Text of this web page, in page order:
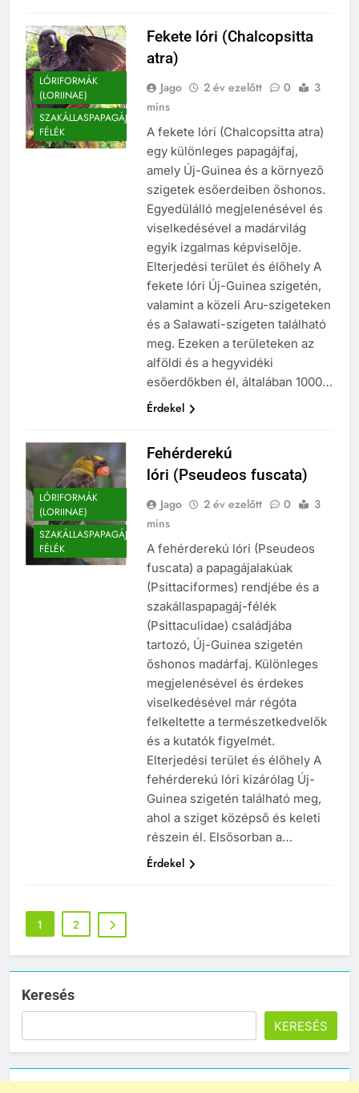
LÓRIFORMÁK
(LORIINAE)
SZAKÁLLASPAPAGÁJ
FÉLÉK
Fekete lóri (Chalcopsitta
atra)
Jago 2 év ezelőtt 0
3
mins
A fekete lóri (Chalcopsitta atra)
egy különleges papagájfaj,
amely Új-Guinea és a környező
szigetek esőerdeiben őshonos.
Egyedülálló megjelenésével és
viselkedésével a madárvilág
egyik izgalmas képviselője.
Elterjedési terület és élőhely A
fekete lóri Új-Guinea szigetén,
valamint a közeli Aru-szigeteken
és a Salawati-szigeten található
meg. Ezeken a területeken az
alföldi és a hegyvidéki
esőerdőkben él, általában 1000…
Érdekel
LÓRIFORMÁK
(LORIINAE)
SZAKÁLLASPAPAGÁJ
FÉLÉK
Fehérderekú
lóri (Pseudeos fuscata)
Jago 2 év ezelőtt 0
3
mins
A fehérderekú lóri (Pseudeos
fuscata) a papagájalakúak
(Psittaciformes) rendjébe és a
szakállaspapagáj-félék
(Psittaculidae) családjába
tartozó, Új-Guinea szigetén
őshonos madárfaj. Különleges
megjelenésével és érdekes
viselkedésével már régóta
felkeltette a természetkedvelők
és a kutatók figyelmét.
Elterjedési terület és élőhely A
fehérderekú lóri kizárólag Új-
Guinea szigetén található meg,
ahol a sziget középső és keleti
részein él. Elsősorban a…
Érdekel
1 2
Keresés
KERESÉS